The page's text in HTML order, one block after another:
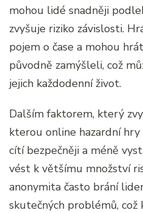
mohou lidé snadněji
zvyšuje riziko závislosti.
pojem o čase a mohou
původně zamýšleli, což
jejich každodenní život.
Dalším faktorem, který
kterou online hazardní
cítí bezpečněji a méně
vést k většímu množství
anonymita často brání
skutečných problémů, což